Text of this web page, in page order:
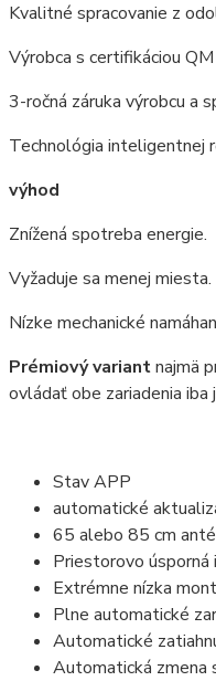
Kvalitné spracovanie z
Výrobca s certifikáciou
3-ročná záruka výrobcu a
Technológia inteligentnej
výhod
Znížená spotreba energie.
Vyžaduje sa menej miesta.
Nízke mechanické
Prémiový variantnajmä
ovládať obe zariadenia
Stav APP
automatické
65 alebo 85 cm
Priestorovo
Extrémne nízka
Plne automatické
Automatické
Automatická zmena